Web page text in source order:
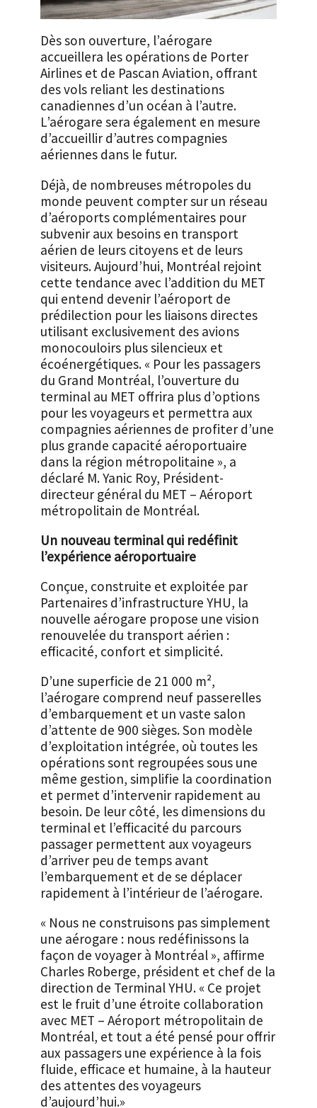
Dès son ouverture, l’aérogare
accueillera les opérations de Porter
Airlines et de Pascan Aviation, offrant
des vols reliant les destinations
canadiennes d’un océan à l’autre.
L’aérogare sera également en mesure
d’accueillir d’autres compagnies
aériennes dans le futur.
Déjà, de nombreuses métropoles du
monde peuvent compter sur un réseau
d’aéroports complémentaires pour
subvenir aux besoins en transport
aérien de leurs citoyens et de leurs
visiteurs. Aujourd’hui, Montréal rejoint
cette tendance avec l’addition du MET
qui entend devenir l’aéroport de
prédilection pour les liaisons directes
utilisant exclusivement des avions
monocouloirs plus silencieux et
écoénergétiques. « Pour les passagers
du Grand Montréal, l’ouverture du
terminal au MET offrira plus d’options
pour les voyageurs et permettra aux
compagnies aériennes de profiter d’une
plus grande capacité aéroportuaire
dans la région métropolitaine », a
déclaré M. Yanic Roy, Président-
directeur général du MET – Aéroport
métropolitain de Montréal.
Un nouveau terminal qui redéfinit
l’expérience aéroportuaire
Conçue, construite et exploitée par
Partenaires d’infrastructure YHU, la
nouvelle aérogare propose une vision
renouvelée du transport aérien :
efficacité, confort et simplicité.
D’une superficie de 21 000 m²,
l’aérogare comprend neuf passerelles
d’embarquement et un vaste salon
d’attente de 900 sièges. Son modèle
d’exploitation intégrée, où toutes les
opérations sont regroupées sous une
même gestion, simplifie la coordination
et permet d’intervenir rapidement au
besoin. De leur côté, les dimensions du
terminal et l’efficacité du parcours
passager permettent aux voyageurs
d’arriver peu de temps avant
l’embarquement et de se déplacer
rapidement à l’intérieur de l’aérogare.
« Nous ne construisons pas simplement
une aérogare : nous redéfinissons la
façon de voyager à Montréal », affirme
Charles Roberge, président et chef de la
direction de Terminal YHU. « Ce projet
est le fruit d’une étroite collaboration
avec MET – Aéroport métropolitain de
Montréal, et tout a été pensé pour offrir
aux passagers une expérience à la fois
fluide, efficace et humaine, à la hauteur
des attentes des voyageurs
d’aujourd’hui.»